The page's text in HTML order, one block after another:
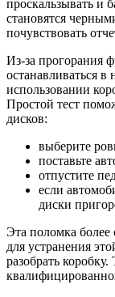
проскальзывать и
становятся
почувствовать
Из-за прогорания
останавливаться
использовании
Простой тест
дисков:
выберите
поставьте
отпустите
если
диски
Эта поломка
для устранения
разобрать